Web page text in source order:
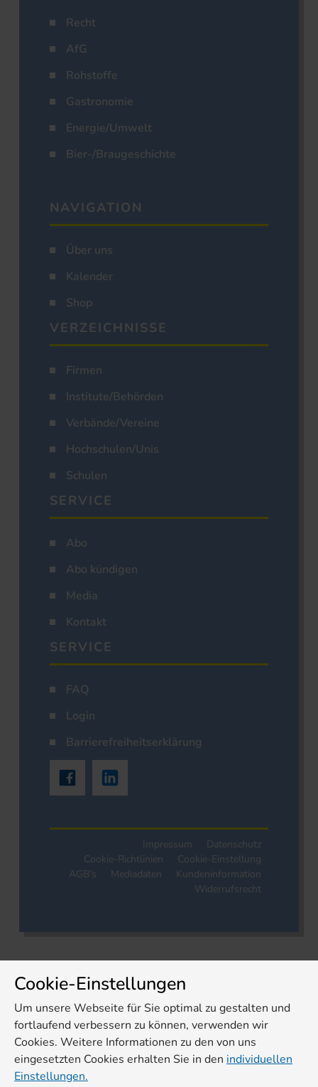
Recht
AfG
Rohstoffe
Gastronomie
Energie/Umwelt
Bier-/Braugeschichte
NAVIGATION
Über uns
Kalender
Shop
VERZEICHNISSE
Firmen
Institute/Behörden
Verbände/Vereine
Hochschulen/Unis
Schulen
SERVICE
Abo
Abo kündigen
Media
Kontakt
SERVICE
FAQ
Login
Barrierefreiheitserklärung
Impressum
Datenschutz
Cookie-Richtlinien
Cookie-Einstellung
AGB's
Mediadaten
Kundeninformation
Widerrufsrecht
Cookie-Einstellungen
Um unsere Webseite für Sie optimal zu gestalten und
fortlaufend verbessern zu können, verwenden wir
Cookies. Weitere Informationen zu den von uns
eingesetzten Cookies erhalten Sie in den individuellen
Einstellungen.